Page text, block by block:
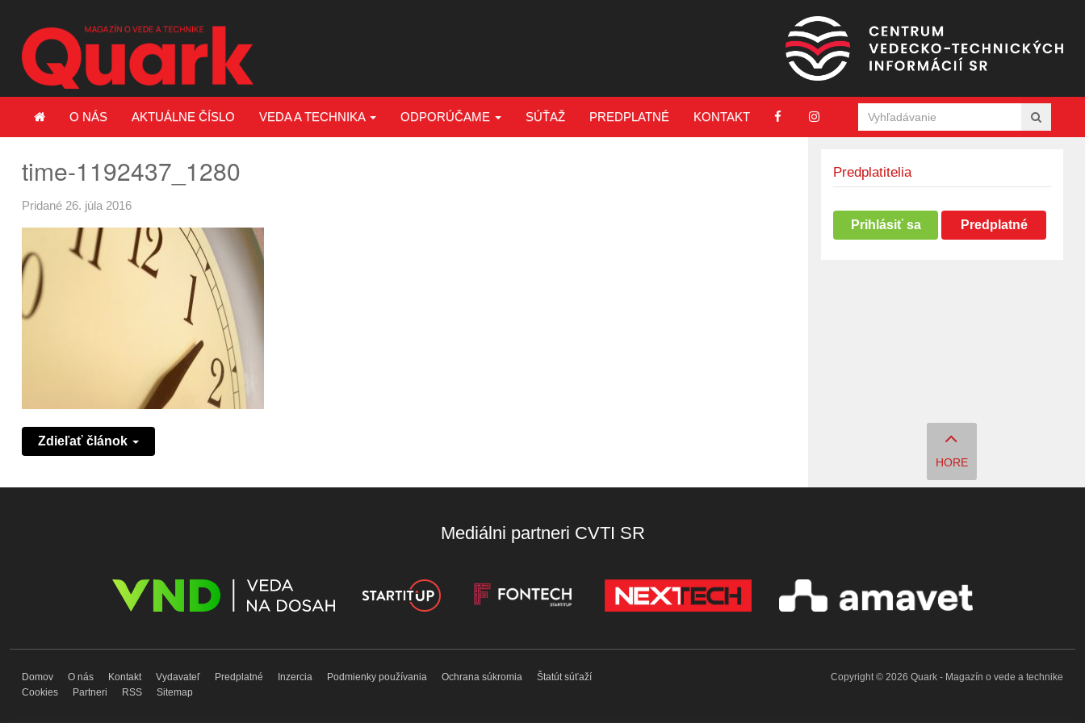
O NÁS AKTUÁLNE ČÍSLO VEDA A TECHNIKA ODPORÚČAME SÚŤAŽ PREDPLATNÉ KONTAKT
time-1192437_1280
Pridané 26. júla 2016
Zdieľať článok
Predplatitelia
Prihlásiť sa Predplatné
HORE
Mediálni partneri CVTI SR
Domov O nás Kontakt Vydavateľ Predplatné Inzercia Podmienky používania Ochrana súkromia
Štatút súťaží
Cookies
Partneri RSS Sitemap
Copyright © 2026 Quark - Magazín o vede a technike